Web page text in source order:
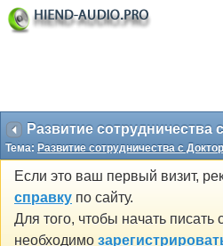
Развитие сотрудничества
Тема: Развитие сотрудничества с
Если это ваш первый визит,
справку по сайту.
Для того, чтобы начать
необходимо